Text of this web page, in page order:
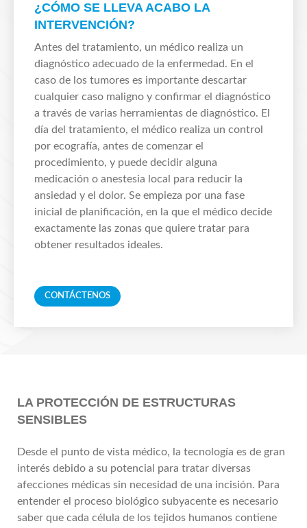
¿CÓMO SE LLEVA ACABO LA
INTERVENCIÓN?
Antes del tratamiento, un médico realiza un
diagnóstico adecuado de la enfermedad. En el
caso de los tumores es importante descartar
cualquier caso maligno y confirmar el diagnóstico
a través de varias herramientas de diagnóstico. El
día del tratamiento, el médico realiza un control
por ecografía, antes de comenzar el
procedimiento, y puede decidir alguna
medicación o anestesia local para reducir la
ansiedad y el dolor. Se empieza por una fase
inicial de planificación, en la que el médico decide
exactamente las zonas que quiere tratar para
obtener resultados ideales.
CONTÁCTENOS
LA PROTECCIÓN DE ESTRUCTURAS
SENSIBLES
Desde el punto de vista médico, la tecnología es de gran
interés debido a su potencial para tratar diversas
afecciones médicas sin necesidad de una incisión. Para
entender el proceso biológico subyacente es necesario
saber que cada célula de los tejidos humanos contiene